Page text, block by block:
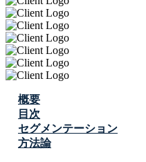
概要
目次
セグメンテーション
方法論